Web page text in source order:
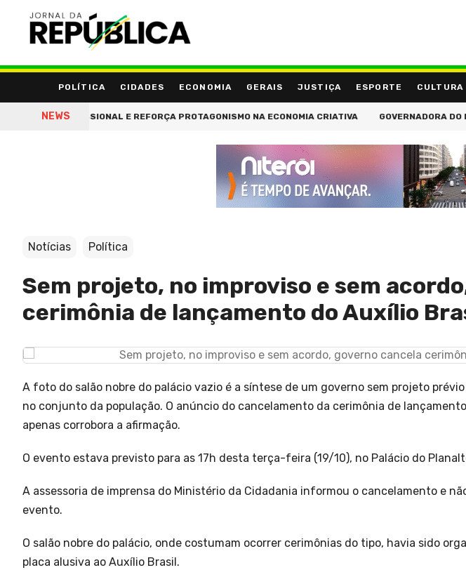
POLÍTICA CIDADES ECONOMIA GERAIS JUSTIÇA ESPORTE CULTURA
NEWS
PROFISSIONAL E REFORÇA PROTAGONISMO NA ECONOMIA CRIATIVA GOVERNADORA DO
Notícias Política
Sem projeto, no improviso e sem
cerimônia de lançamento do Auxílio
A foto do salão nobre do palácio vazio é a síntese de um governo sem projeto
no conjunto da população. O anúncio do cancelamento da cerimônia de
apenas corrobora a afirmação.
O evento estava previsto para as 17h desta terça-feira (19/10), no Palácio do
A assessoria de imprensa do Ministério da Cidadania informou o cancelamento e
evento.
O salão nobre do palácio, onde costumam ocorrer cerimônias do tipo, havia sido
placa alusiva ao Auxílio Brasil.